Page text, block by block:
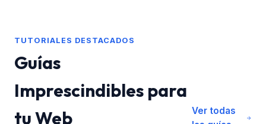
TUTORIALES DESTACADOS
Guías
Imprescindibles para
tu Web
Ver todas